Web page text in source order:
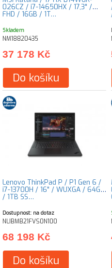
026CZ / i7-14650HX / 17,3" /
FHD / 16GB / 1T…
Skladem
NM18820435
37 178 Kč
Do košíku
Lenovo ThinkPad P / P1 Gen 6 /
i7-13700H / 16" / WUXGA / 64GB
/ 1TB SS…
Dostupnost: na dotaz
NLIBMB21FVS0N100
68 198 Kč
Do košíku